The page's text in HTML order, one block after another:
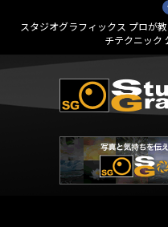
スタジオグラフィックス プロが
チテクニック